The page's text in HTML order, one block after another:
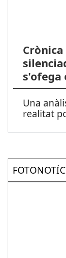
s'ofega
Una
realitat